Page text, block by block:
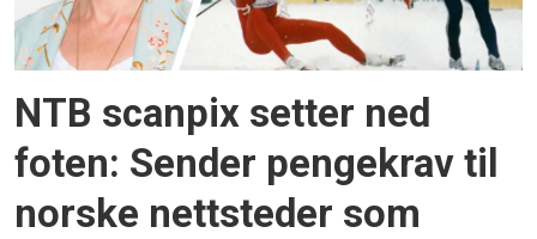
NTB scanpix setter ned
foten: Sender pengekrav til
norske nettsteder som